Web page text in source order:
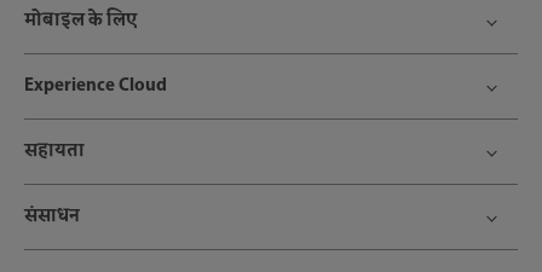
मोबाइल के लिए
Experience Cloud
सहायता
संसाधन